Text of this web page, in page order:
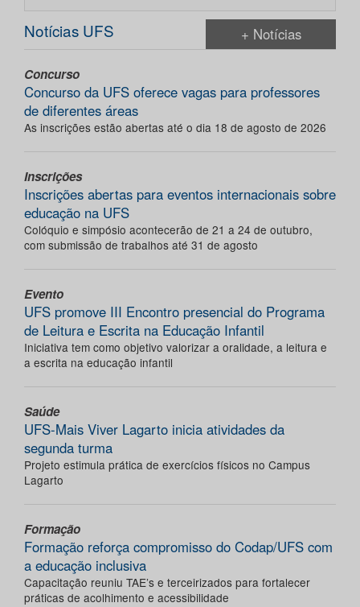
Notícias UFS + Notícias
Concurso
Concurso da UFS oferece vagas para professores
de diferentes áreas
As inscrições estão abertas até o dia 18 de agosto de 2026
Inscrições
Inscrições abertas para eventos internacionais sobre
educação na UFS
Colóquio e simpósio acontecerão de 21 a 24 de outubro,
com submissão de trabalhos até 31 de agosto
Evento
UFS promove III Encontro presencial do Programa
de Leitura e Escrita na Educação Infantil
Iniciativa tem como objetivo valorizar a oralidade, a leitura e
a escrita na educação infantil
Saúde
UFS-Mais Viver Lagarto inicia atividades da
segunda turma
Projeto estimula prática de exercícios físicos no Campus
Lagarto
Formação
Formação reforça compromisso do Codap/UFS com
a educação inclusiva
Capacitação reuniu TAE’s e terceirizados para fortalecer
práticas de acolhimento e acessibilidade